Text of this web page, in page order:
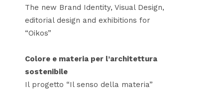
The new Brand Identity, Visual Design,
editorial design and exhibitions for
“Oikos”
Colore e materia per l’architettura
sostenibile
Il progetto “Il senso della materia”